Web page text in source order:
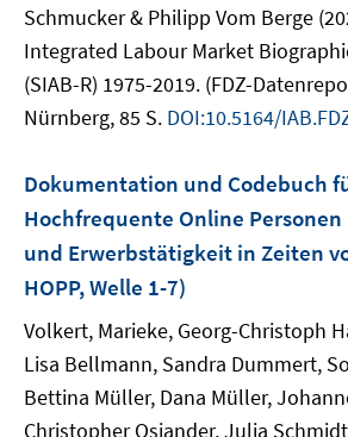
Schmucker & Philipp Vom Berge
Integrated Labour Market
(SIAB-R) 1975-2019. (FDZ-
Nürnberg, 85 S. DOI:10.5164/
Dokumentation und Codebuch
Hochfrequente Online
und Erwerbstätigkeit in Zeiten
HOPP, Welle 1-7)
Volkert, Marieke, Georg-Christoph
Lisa Bellmann, Sandra Dummert,
Bettina Müller, Dana Müller,
Christopher Osiander, Julia